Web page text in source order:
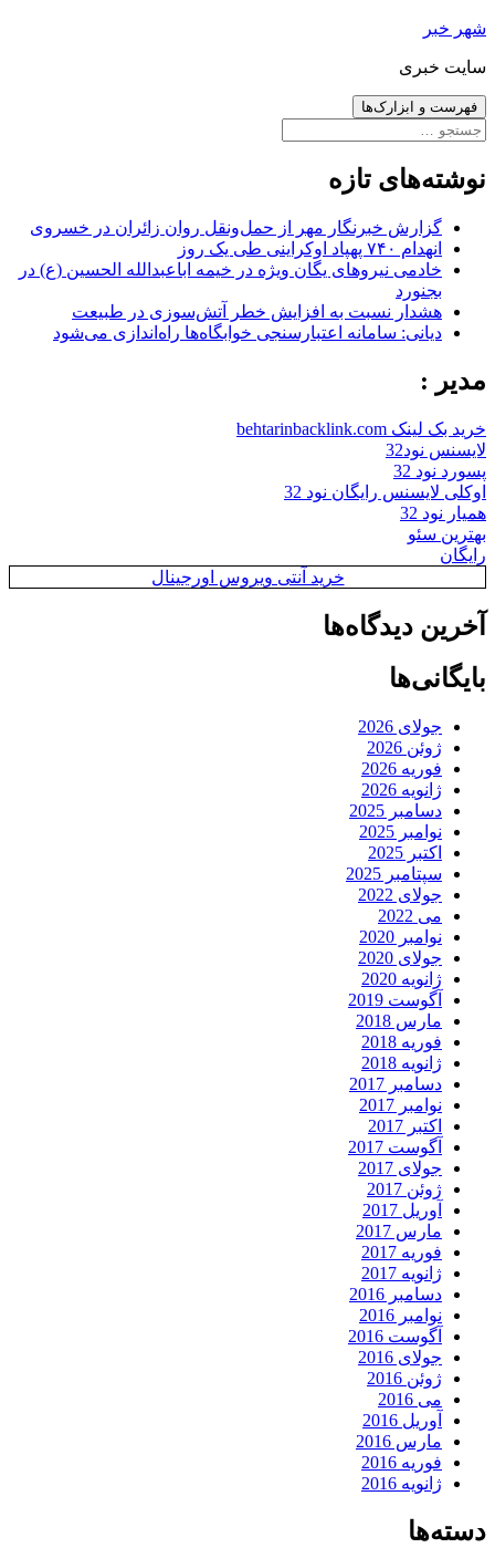
رفتن
نوشته‌ها
شهر خبر
سایت خبری
فهرست و ابزارک‌ها
جستجو
نوشته‌های تازه
گزارش خبرنگار مهر از حمل‌ونقل روان زائران در خسروی
انهدام ۷۴۰ پهپاد اوکراینی طی یک روز
خادمی نیروهای یگان ویژه در خیمه اباعبدالله الحسین (ع) در
بجنورد
هشدار نسبت به افزایش خطر آتش‌سوزی در طبیعت
دیانی: سامانه اعتبارسنجی خوابگاه‌ها راه‌اندازی می‌شود
مدیر :
خرید بک لینک behtarinbacklink.com
لایسنس نود32
پسورد نود 32
اوکلی لایسنس رایگان نود 32
همیار نود 32
بهترین سئو
رایگان
خرید آنتی ویروس اورجینال
آخرین دیدگاه‌ها
بایگانی‌ها
جولای 2026
ژوئن 2026
فوریه 2026
ژانویه 2026
دسامبر 2025
نوامبر 2025
اکتبر 2025
سپتامبر 2025
جولای 2022
می 2022
نوامبر 2020
جولای 2020
ژانویه 2020
آگوست 2019
مارس 2018
فوریه 2018
ژانویه 2018
دسامبر 2017
نوامبر 2017
اکتبر 2017
آگوست 2017
جولای 2017
ژوئن 2017
آوریل 2017
مارس 2017
فوریه 2017
ژانویه 2017
دسامبر 2016
نوامبر 2016
آگوست 2016
جولای 2016
ژوئن 2016
می 2016
آوریل 2016
مارس 2016
فوریه 2016
ژانویه 2016
دسته‌ها